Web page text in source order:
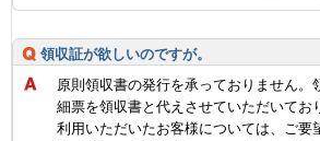
領収証が欲しいのですが。
原則領収書の発行を承っておりません。
細票を領収書と代えさせていただいてお
利用いただいたお客様については、ご要